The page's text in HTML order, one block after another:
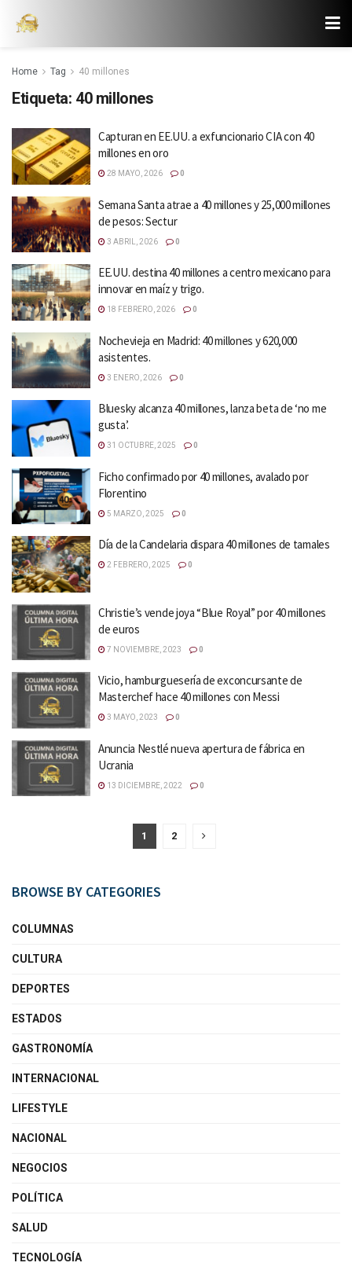
Home Tag 40 millones
Etiqueta: 40 millones
Capturan en EE.UU. a exfuncionario CIA con 40
millones en oro
28 MAYO, 2026 0
Semana Santa atrae a 40 millones y 25,000 millones
de pesos: Sectur
3 ABRIL, 2026 0
EE.UU. destina 40 millones a centro mexicano para
innovar en maíz y trigo.
18 FEBRERO, 2026 0
Nochevieja en Madrid: 40 millones y 620,000
asistentes.
3 ENERO, 2026 0
Bluesky alcanza 40 millones, lanza beta de ‘no me
gusta’.
31 OCTUBRE, 2025 0
Ficho confirmado por 40 millones, avalado por
Florentino
5 MARZO, 2025 0
Día de la Candelaria dispara 40 millones de tamales
2 FEBRERO, 2025 0
Christie’s vende joya “Blue Royal” por 40 millones
de euros
7 NOVIEMBRE, 2023 0
Vicio, hamburguesería de exconcursante de
Masterchef hace 40 millones con Messi
3 MAYO, 2023 0
Anuncia Nestlé nueva apertura de fábrica en
Ucrania
13 DICIEMBRE, 2022 0
1 2
BROWSE BY CATEGORIES
COLUMNAS
CULTURA
DEPORTES
ESTADOS
GASTRONOMÍA
INTERNACIONAL
LIFESTYLE
NACIONAL
NEGOCIOS
POLÍTICA
SALUD
TECNOLOGÍA